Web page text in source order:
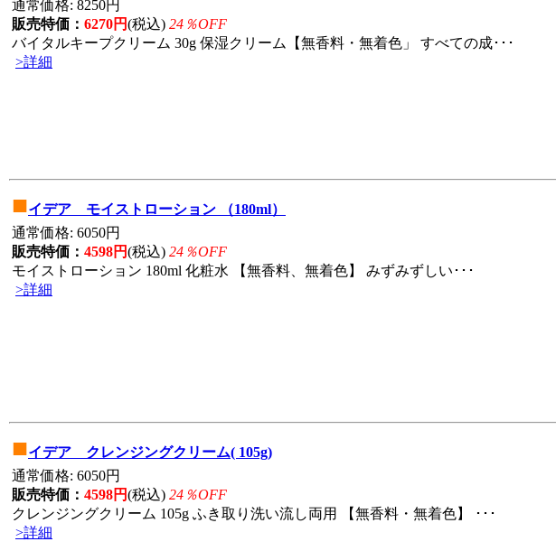
通常価格: 8250円
販売特価： 6270円(税込) 24％OFF
バイタルキープクリーム 30g 保湿クリーム【無香料・無着色」 すべての成･･･
>詳細
■イデア モイストローション （180ml）
通常価格: 6050円
販売特価： 4598円(税込) 24％OFF
モイストローション 180ml 化粧水 【無香料、無着色】 みずみずしい･･･
>詳細
■イデア クレンジングクリーム( 105g)
通常価格: 6050円
販売特価： 4598円(税込) 24％OFF
クレンジングクリーム 105g ふき取り洗い流し両用 【無香料・無着色】 ･･･
>詳細